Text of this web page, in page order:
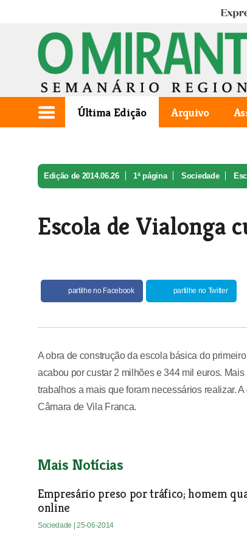
Última Edição Arquivo
Edição de 2014.06.26 1ª página Sociedade
Escola de Vialonga
partilhe no Facebook partilhe no Twitter
A obra de construção da escola básica do
acabou por custar 2 milhões e 344 mil euros.
trabalhos a mais que foram necessários realizar.
Câmara de Vila Franca.
Mais Notícias
Empresário preso por tráfico; homem
online
Sociedade | 25-06-2014